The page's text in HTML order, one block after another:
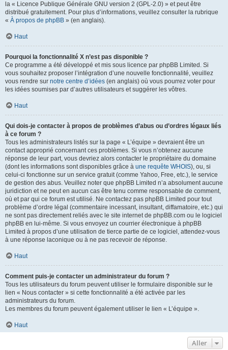
la « Licence Publique Générale GNU version 2 (GPL-2.0) » et peut être
distribué gratuitement. Pour plus d’informations, veuillez consulter la rubrique
« À propos de phpBB » (en anglais).
Haut
Pourquoi la fonctionnalité X n’est pas disponible ?
Ce programme a été développé et mis sous licence par phpBB Limited. Si
vous souhaitez proposer l’intégration d’une nouvelle fonctionnalité, veuillez
vous rendre sur notre centre d’idées (en anglais) où vous pourrez voter pour
les idées soumises par d’autres utilisateurs et suggérer les vôtres.
Haut
Qui dois-je contacter à propos de problèmes d’abus ou d’ordres légaux liés
à ce forum ?
Tous les administrateurs listés sur la page « L’équipe » devraient être un
contact approprié concernant ces problèmes. Si vous n’obtenez aucune
réponse de leur part, vous devriez alors contacter le propriétaire du domaine
(dont les informations sont disponibles grâce à une requête WHOIS), ou, si
celui-ci fonctionne sur un service gratuit (comme Yahoo, Free, etc.), le service
de gestion des abus. Veuillez noter que phpBB Limited n’a absolument aucune
juridiction et ne peut en aucun cas être tenu comme responsable de comment,
où et par qui ce forum est utilisé. Ne contactez pas phpBB Limited pour tout
problème d’ordre légal (commentaire incessant, insultant, diffamatoire, etc.) qui
ne sont pas directement reliés avec le site internet de phpBB.com ou le logiciel
phpBB en lui-même. Si vous envoyez un courrier électronique à phpBB
Limited à propos d’une utilisation de tierce partie de ce logiciel, attendez-vous
à une réponse laconique ou à ne pas recevoir de réponse.
Haut
Comment puis-je contacter un administrateur du forum ?
Tous les utilisateurs du forum peuvent utiliser le formulaire disponible sur le
lien « Nous contacter » si cette fonctionnalité a été activée par les
administrateurs du forum.
Les membres du forum peuvent également utiliser le lien « L’équipe ».
Haut
Aller